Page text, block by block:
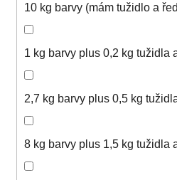
10 kg barvy (mám tužidlo a
1 kg barvy plus 0,2 kg tužidla
2,7 kg barvy plus 0,5 kg
8 kg barvy plus 1,5 kg tužidla